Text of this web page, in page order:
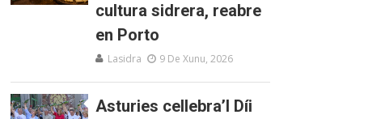
cultura sidrera, reabre
en Porto
Lasidra 9 De Xunu, 2026
Asturies cellebra’l Díi